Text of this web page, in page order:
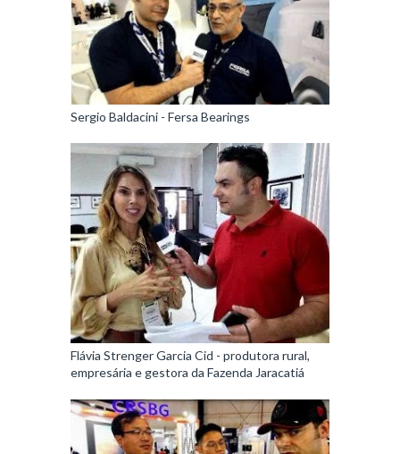
Sergio Baldacini - Fersa Bearings
Flávia Strenger Garcia Cid - produtora rural,
empresária e gestora da Fazenda Jaracatiá